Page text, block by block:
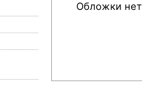
Обложки нет